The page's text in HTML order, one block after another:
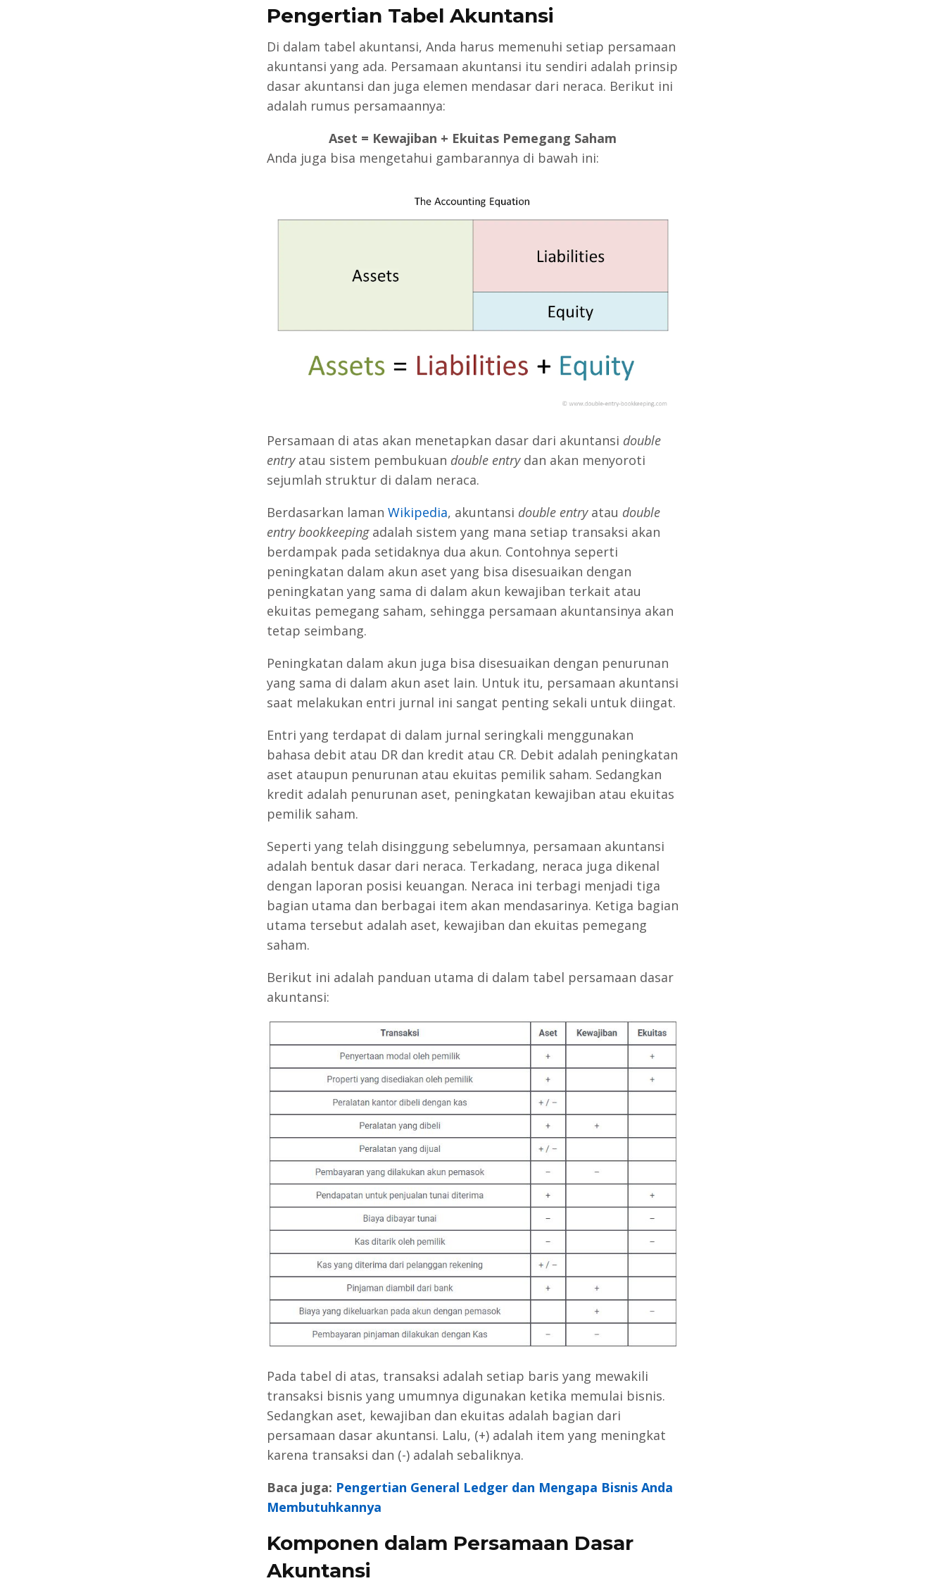
Pengertian Tabel Akuntansi
Di dalam tabel akuntansi, Anda harus memenuhi setiap persamaan
akuntansi yang ada. Persamaan akuntansi itu sendiri adalah prinsip
dasar akuntansi dan juga elemen mendasar dari neraca. Berikut ini
adalah rumus persamaannya:
Aset = Kewajiban + Ekuitas Pemegang Saham
Anda juga bisa mengetahui gambarannya di bawah ini:
Persamaan di atas akan menetapkan dasar dari akuntansi double
entryatau sistem pembukuan double entrydan akan menyoroti
sejumlah struktur di dalam neraca.
Berdasarkan laman Wikipedia, akuntansi double entryatau double
entry bookkeepingadalah sistem yang mana setiap transaksi akan
berdampak pada setidaknya dua akun. Contohnya seperti
peningkatan dalam akun aset yang bisa disesuaikan dengan
peningkatan yang sama di dalam akun kewajiban terkait atau
ekuitas pemegang saham, sehingga persamaan akuntansinya akan
tetap seimbang.
Peningkatan dalam akun juga bisa disesuaikan dengan penurunan
yang sama di dalam akun aset lain. Untuk itu, persamaan akuntansi
saat melakukan entri jurnal ini sangat penting sekali untuk diingat.
Entri yang terdapat di dalam jurnal seringkali menggunakan
bahasa debit atau DR dan kredit atau CR. Debit adalah peningkatan
aset ataupun penurunan atau ekuitas pemilik saham. Sedangkan
kredit adalah penurunan aset, peningkatan kewajiban atau ekuitas
pemilik saham.
Seperti yang telah disinggung sebelumnya, persamaan akuntansi
adalah bentuk dasar dari neraca. Terkadang, neraca juga dikenal
dengan laporan posisi keuangan. Neraca ini terbagi menjadi tiga
bagian utama dan berbagai item akan mendasarinya. Ketiga bagian
utama tersebut adalah aset, kewajiban dan ekuitas pemegang
saham.
Berikut ini adalah panduan utama di dalam tabel persamaan dasar
akuntansi:
Pada tabel di atas, transaksi adalah setiap baris yang mewakili
transaksi bisnis yang umumnya digunakan ketika memulai bisnis.
Sedangkan aset, kewajiban dan ekuitas adalah bagian dari
persamaan dasar akuntansi. Lalu, (+) adalah item yang meningkat
karena transaksi dan (-) adalah sebaliknya.
Baca juga: Pengertian General Ledger dan Mengapa Bisnis Anda
Membutuhkannya
Komponen dalam Persamaan Dasar
Akuntansi